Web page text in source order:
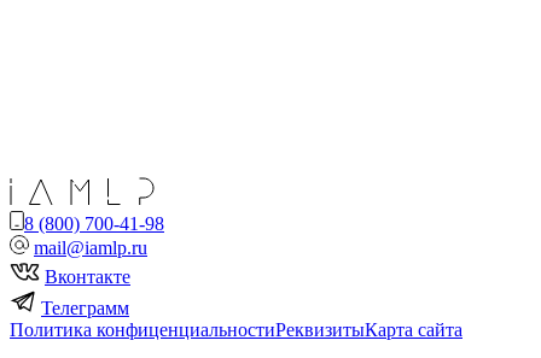
8 (800) 700-41-98
mail@iamlp.ru
Вконтакте
Телеграмм
Политика конфиценциальностиРеквизитыКарта сайта